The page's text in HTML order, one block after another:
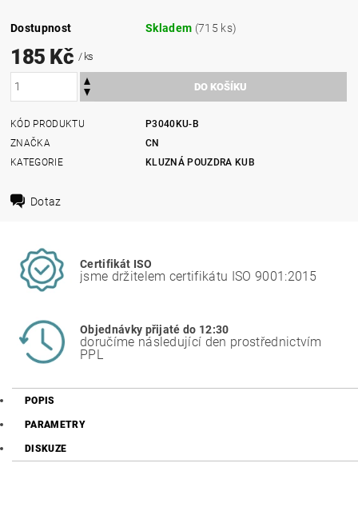
Dostupnost Skladem (715 ks)
185 Kč / ks
KÓD PRODUKTU
P3040KU-B
ZNAČKA
CN
KATEGORIE
KLUZNÁ POUZDRA KUB
Dotaz
Certifikát ISO
jsme držitelem certifikátu ISO 9001:2015
Objednávky přijaté do 12:30
doručíme následující den prostřednictvím
PPL
POPIS
PARAMETRY
DISKUZE